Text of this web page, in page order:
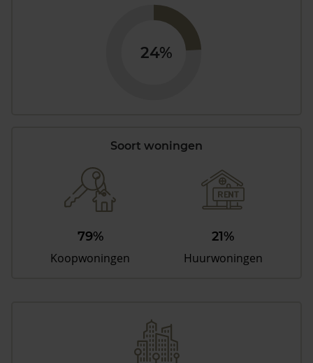
24%
Soort woningen
79%
Koopwoningen
21%
Huurwoningen